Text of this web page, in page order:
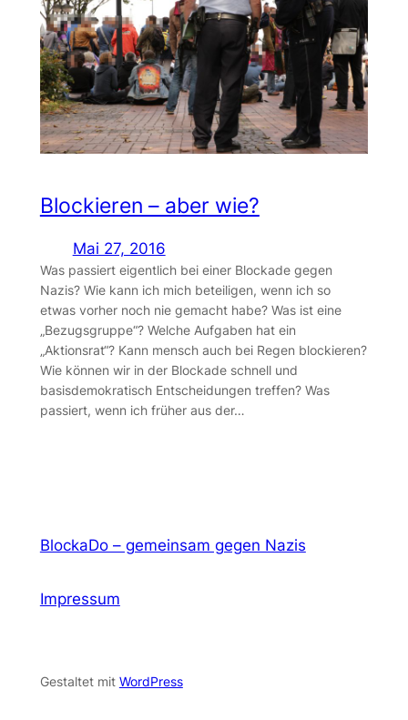
Blockieren – aber wie?
Mai 27, 2016
Was passiert eigentlich bei einer Blockade gegen
Nazis? Wie kann ich mich beteiligen, wenn ich so
etwas vorher noch nie gemacht habe? Was ist eine
„Bezugsgruppe“? Welche Aufgaben hat ein
„Aktionsrat“? Kann mensch auch bei Regen blockieren?
Wie können wir in der Blockade schnell und
basisdemokratisch Entscheidungen treffen? Was
passiert, wenn ich früher aus der…
BlockaDo – gemeinsam gegen Nazis
Impressum
Gestaltet mit WordPress